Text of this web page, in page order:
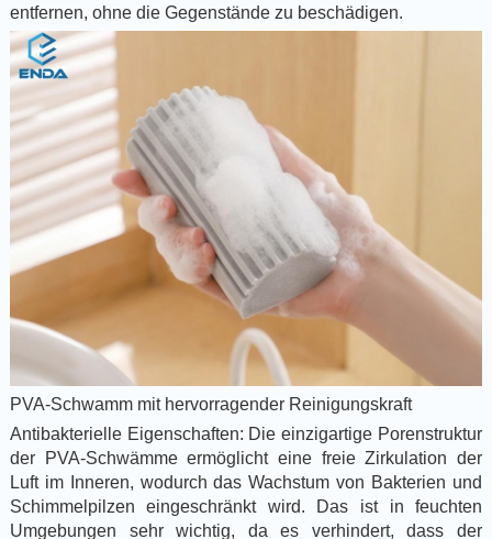
entfernen, ohne die Gegenstände zu beschädigen.
PVA-Schwamm mit hervorragender Reinigungskraft
Antibakterielle Eigenschaften: Die einzigartige Porenstruktur
der PVA-Schwämme ermöglicht eine freie Zirkulation der
Luft im Inneren, wodurch das Wachstum von Bakterien und
Schimmelpilzen eingeschränkt wird. Das ist in feuchten
Umgebungen sehr wichtig, da es verhindert, dass der